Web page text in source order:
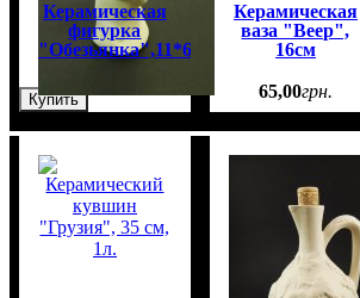
Керамическая
фигурка
"Обезьянка",11*6,5см
Купить
Керамическая
ваза "Веер",
16см
65,00грн.